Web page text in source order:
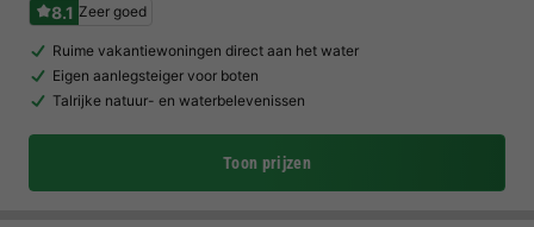
8.1 Zeer goed
Ruime vakantiewoningen direct aan het water
Eigen aanlegsteiger voor boten
Talrijke natuur- en waterbelevenissen
Toon prijzen